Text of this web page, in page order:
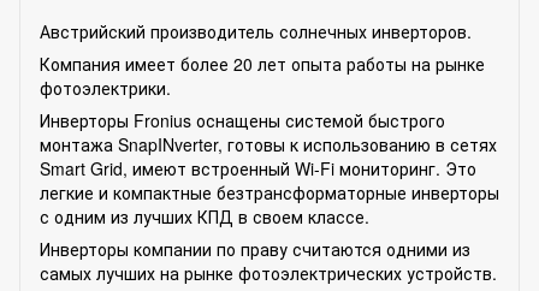
Австрийский производитель солнечных инверторов.
Компания имеет более 20 лет опыта работы на рынке
фотоэлектрики.
Инверторы Fronius оснащены системой быстрого
монтажа SnapINverter, готовы к использованию в сетях
Smart Grid, имеют встроенный Wi-Fi мониторинг. Это
легкие и компактные безтрансформаторные инверторы
с одним из лучших КПД в своем классе.
Инверторы компании по праву считаются одними из
самых лучших на рынке фотоэлектрических устройств.